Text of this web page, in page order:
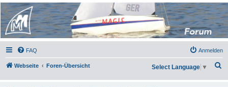
Micro Magic Forum
Deutschland
FAQ Anmelden
Webseite Foren-Übersicht Select Language ▼